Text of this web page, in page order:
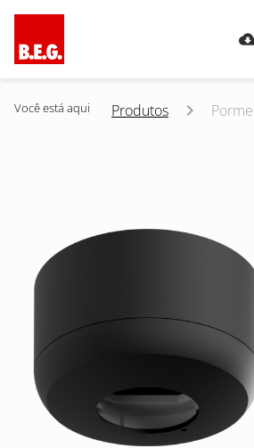
Você está aqui Produtos